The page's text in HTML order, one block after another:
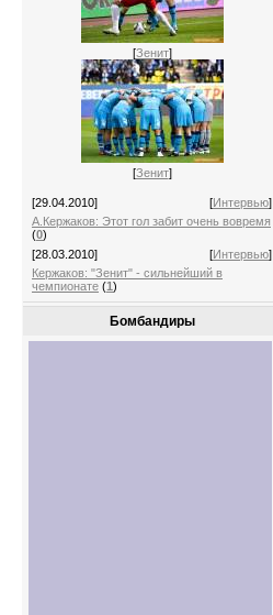
[Зенит]
[Зенит]
[29.04.2010] [Интервью]
А.Кержаков: Этот гол забит очень вовремя
(0)
[28.03.2010]
[Интервью]
Кержаков: "Зенит" - сильнейший в
чемпионате (1)
Бомбандиры